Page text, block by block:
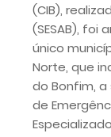
(CIB),
(SESAB), foi
único
Norte, que
do Bonfim,
de